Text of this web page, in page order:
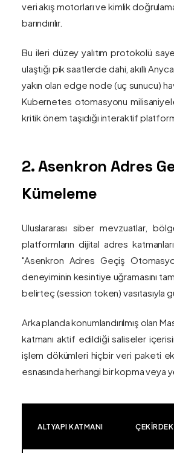
veri akış motorları ve kimlik
barındırılır.
Bu ileri düzey yalıtım protokolü
ulaştığı pik saatlerde dahi, akıllı
yakın olan edge node (uç sunucu)
Kubernetes otomasyonu
kritik önem taşıdığı interaktif
2. Asenkron Adres
Kümeleme
Uluslararası siber mevzuatlar,
platformların dijital adres
"Asenkron Adres Geçiş
deneyiminin kesintiye uğramasını
belirteç (session token) vasıtasıyla
Arka planda konumlandırılmış olan
katmanı aktif edildiği saliseler
işlem dökümleri hiçbir veri paketi
esnasında herhangi bir kopma veya
ALTYAPI KATMANI